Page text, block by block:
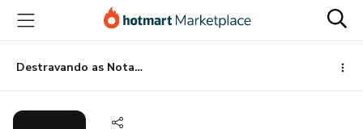
para
conteúdo
principal
para
pagamento
para
rodapé
Destravando as Notas Agudas